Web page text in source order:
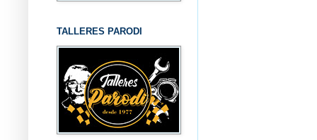
TALLERES PARODI